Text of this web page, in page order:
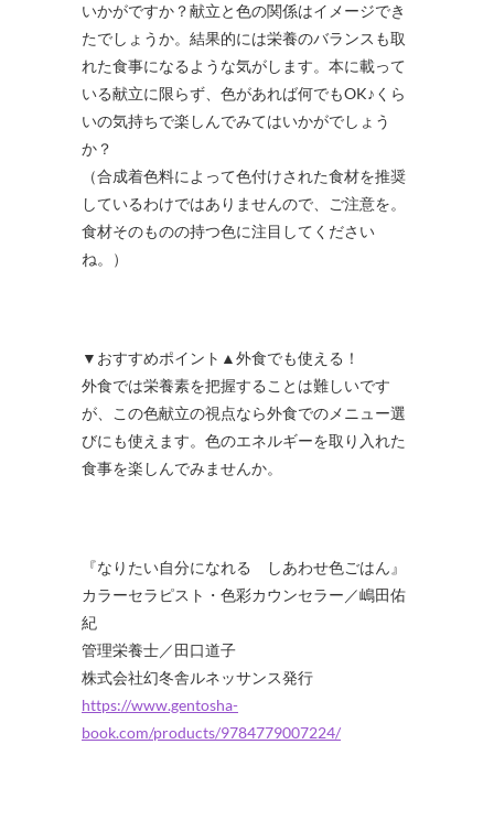
いかがですか？献立と色の関係はイメージでき
たでしょうか。結果的には栄養のバランスも取
れた食事になるような気がします。本に載って
いる献立に限らず、色があれば何でもOK♪くら
いの気持ちで楽しんでみてはいかがでしょう
か？
（合成着色料によって色付けされた食材を推奨
しているわけではありませんので、ご注意を。
食材そのものの持つ色に注目してください
ね。）
▼おすすめポイント▲外食でも使える！
外食では栄養素を把握することは難しいです
が、この色献立の視点なら外食でのメニュー選
びにも使えます。色のエネルギーを取り入れた
食事を楽しんでみませんか。
『なりたい自分になれる しあわせ色ごはん』
カラーセラピスト・色彩カウンセラー／嶋田佑
紀
管理栄養士／田口道子
株式会社幻冬舎ルネッサンス発行
https://www.gentosha-
book.com/products/9784779007224/